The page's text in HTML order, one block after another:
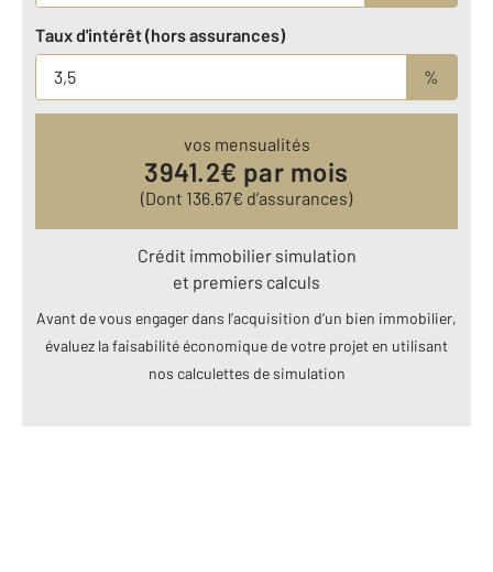
Taux d'intérêt (hors assurances)
%
vos mensualités
3941.2€ par mois
(Dont 136.67€ d’assurances)
Crédit immobilier simulation
et premiers calculs
Avant de vous engager dans l’acquisition d’un bien immobilier,
évaluez la faisabilité économique de votre projet en utilisant
nos calculettes de simulation